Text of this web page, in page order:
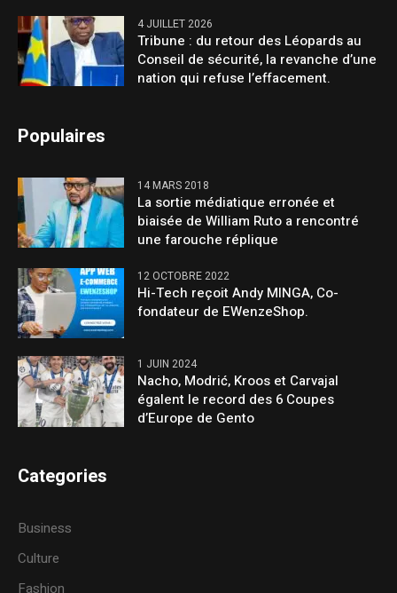
4 JUILLET 2026
Tribune : du retour des Léopards au
Conseil de sécurité, la revanche d’une
nation qui refuse l’effacement.
Populaires
14 MARS 2018
La sortie médiatique erronée et
biaisée de William Ruto a rencontré
une farouche réplique
12 OCTOBRE 2022
Hi-Tech reçoit Andy MINGA, Co-
fondateur de EWenzeShop.
1 JUIN 2024
Nacho, Modrić, Kroos et Carvajal
égalent le record des 6 Coupes
d’Europe de Gento
Categories
Business
Culture
Fashion